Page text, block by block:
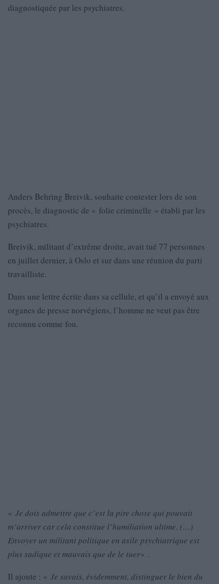
diagnostiquée par les psychiatres.
Anders Behring Breivik, souhaite contester lors de son
procès, le diagnostic de « folie criminelle » établi par les
psychiatres.
Breivik, militant d’extrême droite, avait tué 77 personnes
en juillet dernier, à Oslo et sur dans une réunion du parti
travailliste.
Dans une lettre écrite dans sa cellule, et qu’il a envoyé aux
organes de presse norvégiens, l’homme ne veut pas être
reconnu comme fou.
« Je dois admettre que c’est la pire chose qui pouvait
m’arriver car cela constitue l’humiliation ultime. (…)
Envoyer un militant politique en asile psychiatrique est
plus sadique et mauvais que de le tuer« .
Il ajoute : « Je savais, évidemment, distinguer le bien du